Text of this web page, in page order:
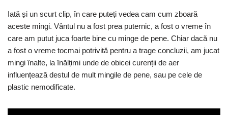
Iată și un scurt clip, în care puteți vedea cam cum zboară
aceste mingi. Vântul nu a fost prea puternic, a fost o vreme în
care am putut juca foarte bine cu minge de pene. Chiar dacă nu
a fost o vreme tocmai potrivită pentru a trage concluzii, am jucat
mingi înalte, la înălțimi unde de obicei curenții de aer
influențează destul de mult mingile de pene, sau pe cele de
plastic nemodificate.